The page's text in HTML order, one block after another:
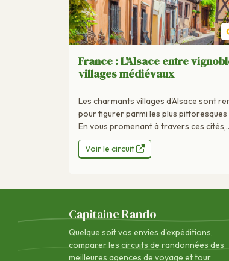
France : L'Alsace entre
villages médiévaux
Les charmants villages d'Alsace sont
pour figurer parmi les plus pittoresques
En vous promenant à travers ces cités,..
Voir le circuit
Capitaine Rando
Quelque soit vos envies d'expéditions,
comparer les circuits de randonnées des
meilleures agences de voyage et tour